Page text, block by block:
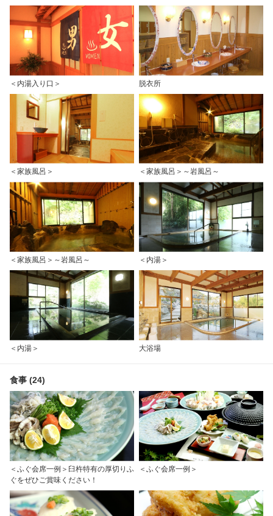
＜内湯入り口＞ 脱衣所
＜家族風呂＞ ＜家族風呂＞～岩風呂～
＜家族風呂＞～岩風呂～ ＜内湯＞
＜内湯＞ 大浴場
食事 (24)
＜ふぐ会席一例＞臼杵特有の厚切りふ
ぐをぜひご賞味ください！
＜ふぐ会席一例＞